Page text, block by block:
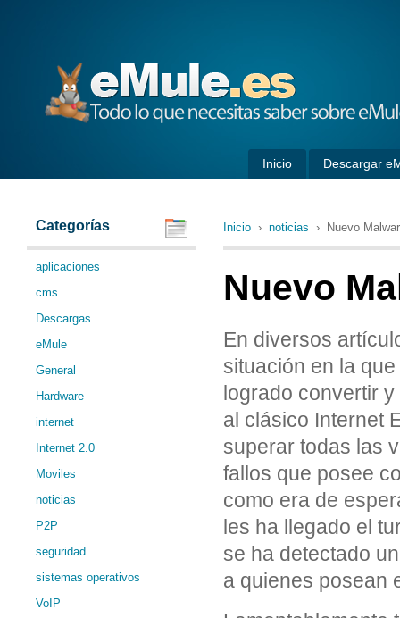
Inicio Descargar
Categorías
aplicaciones
cms
Descargas
eMule
General
Hardware
internet
Internet 2.0
Moviles
noticias
P2P
seguridad
sistemas operativos
VoIP
Inicio › noticias › Nuevo
Nuevo
En diversos
situación en la
logrado convertir
al clásico Internet
superar todas las
fallos que posee
como era de
les ha llegado el
se ha detectado
a quienes posean